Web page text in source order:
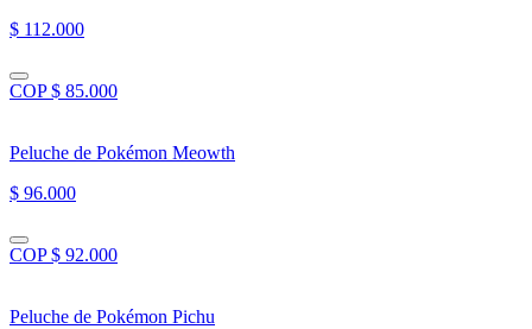
$ 112.000
COP $ 85.000
Peluche de Pokémon Meowth
$ 96.000
COP $ 92.000
Peluche de Pokémon Pichu